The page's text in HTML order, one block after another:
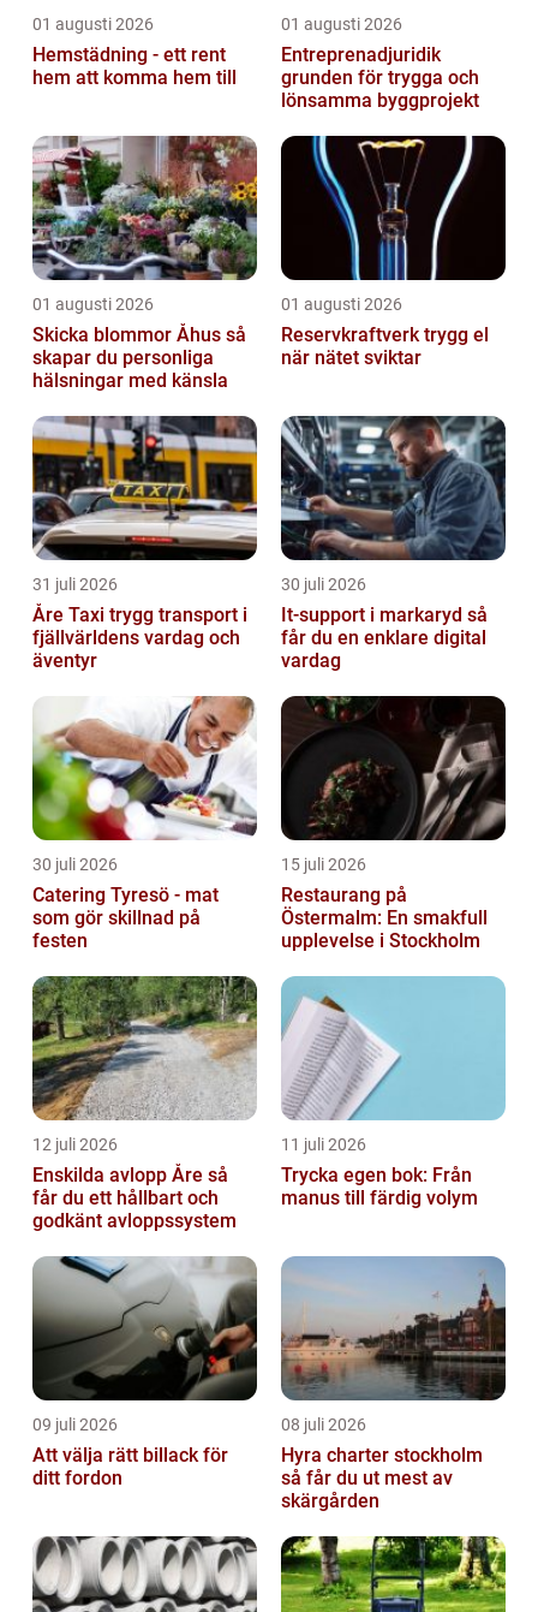
01 augusti 2026
Hemstädning - ett rent
hem att komma hem till
01 augusti 2026
Entreprenadjuridik
grunden för trygga och
lönsamma byggprojekt
01 augusti 2026
Skicka blommor Åhus så
skapar du personliga
hälsningar med känsla
01 augusti 2026
Reservkraftverk trygg el
när nätet sviktar
31 juli 2026
Åre Taxi trygg transport i
fjällvärldens vardag och
äventyr
30 juli 2026
It-support i markaryd så
får du en enklare digital
vardag
30 juli 2026
Catering Tyresö - mat
som gör skillnad på
festen
15 juli 2026
Restaurang på
Östermalm: En smakfull
upplevelse i Stockholm
12 juli 2026
Enskilda avlopp Åre så
får du ett hållbart och
godkänt avloppssystem
11 juli 2026
Trycka egen bok: Från
manus till färdig volym
09 juli 2026
Att välja rätt billack för
ditt fordon
08 juli 2026
Hyra charter stockholm
så får du ut mest av
skärgården